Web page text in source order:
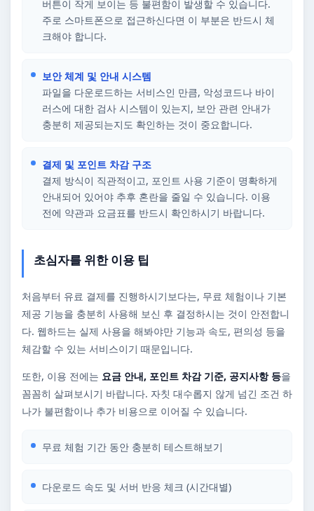
버튼이 작게 보이는 등 불편함이 발생할 수 있습니다.
주로 스마트폰으로 접근하신다면 이 부분은 반드시 체
크해야 합니다.
보안 체계 및 안내 시스템
파일을 다운로드하는 서비스인 만큼, 악성코드나 바이
러스에 대한 검사 시스템이 있는지, 보안 관련 안내가
충분히 제공되는지도 확인하는 것이 중요합니다.
결제 및 포인트 차감 구조
결제 방식이 직관적이고, 포인트 사용 기준이 명확하게
안내되어 있어야 추후 혼란을 줄일 수 있습니다. 이용
전에 약관과 요금표를 반드시 확인하시기 바랍니다.
초심자를 위한 이용 팁
처음부터 유료 결제를 진행하시기보다는, 무료 체험이나 기본
제공 기능을 충분히 사용해 보신 후 결정하시는 것이 안전합니
다. 웹하드는 실제 사용을 해봐야만 기능과 속도, 편의성 등을
체감할 수 있는 서비스이기 때문입니다.
또한, 이용 전에는 요금 안내, 포인트 차감 기준, 공지사항 등을
꼼꼼히 살펴보시기 바랍니다. 자칫 대수롭지 않게 넘긴 조건 하
나가 불편함이나 추가 비용으로 이어질 수 있습니다.
무료 체험 기간 동안 충분히 테스트해보기
다운로드 속도 및 서버 반응 체크 (시간대별)